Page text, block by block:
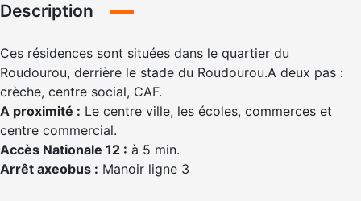
Description
Ces résidences sont situées dans le quartier du
Roudourou, derrière le stade du Roudourou.A deux pas :
crèche, centre social, CAF.
A proximité : Le centre ville, les écoles, commerces et
centre commercial.
Accès Nationale 12 : à 5 min.
Arrêt axeobus : Manoir ligne 3